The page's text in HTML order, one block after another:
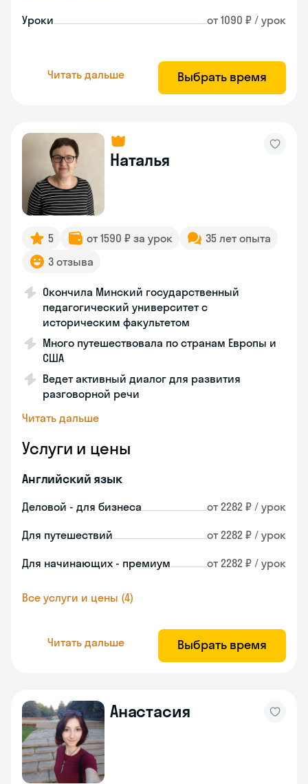
Уроки от 1090 ₽ / урок
Читать дальше Выбрать время
Наталья
5 от 1590 ₽ за урок
35 лет опыта
3 отзыва
Окончила Минский государственный
педагогический университет с
историческим факультетом
Много путешествовала по странам Европы и
США
Ведет активный диалог для развития
разговорной речи
Читать дальше
Услуги и цены
Английский язык
Деловой - для бизнеса от 2282 ₽ / урок
Для путешествий от 2282 ₽ / урок
Для начинающих - премиум от 2282 ₽ / урок
Все услуги и цены (4)
Читать дальше Выбрать время
Анастасия